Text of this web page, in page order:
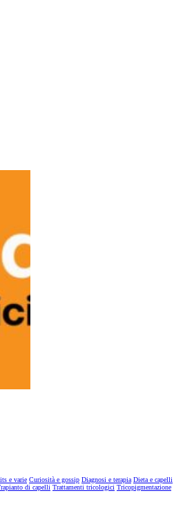
e varie Curiosità e gossip Diagnosi e terapia Dieta e capelli
di capelli Trattamenti tricologici Tricopigmentazione